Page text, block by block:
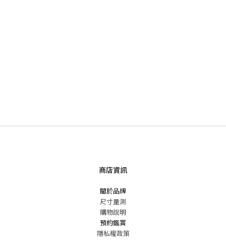
商店資訊
關於品牌
尺寸量測
購物說明
預約鑑賞
隱私權政策